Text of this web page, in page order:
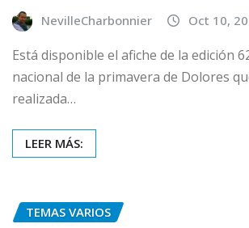
NevilleCharbonnier Oct 10,
Está disponible el afiche de la edición
nacional de la primavera de Dolores
realizada…
LEER MÁS:
TEMAS VARIOS